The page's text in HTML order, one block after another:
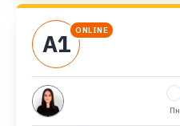
ONLINE
А1
Пн